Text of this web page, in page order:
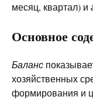
месяц, квартал) и
Основное
Баланс
хозяйственных
формирования и